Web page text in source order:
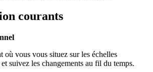
courants
où vous vous situez sur les échelles
suivez les changements au fil du temps.